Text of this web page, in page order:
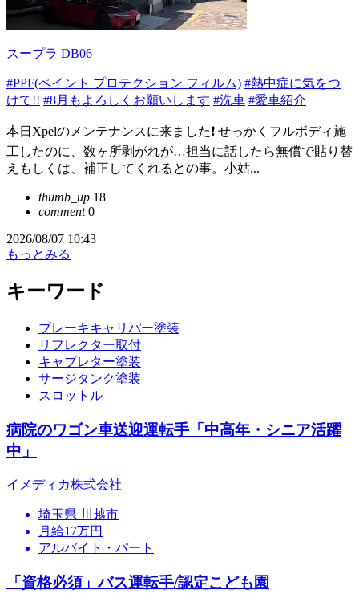
スープラ DB06
#PPF(ペイント プロテクション フィルム) #熱中症に気をつ
けて!! #8月もよろしくお願いします #洗車 #愛車紹介
本日Xpelのメンテナンスに来ました❗️ せっかくフルボディ施
工したのに、数ヶ所剥がれが…担当に話したら無償で貼り替
えもしくは、補正してくれるとの事。小姑...
thumb_up 18
comment0
2026/08/07 10:43
もっとみる
キーワード
ブレーキキャリパー塗装
リフレクター取付
キャブレター塗装
サージタンク塗装
スロットル
病院のワゴン車送迎運転手「中高年・シニア活躍
中」
イメディカ株式会社
埼玉県 川越市
月給17万円
アルバイト・パート
「資格必須」バス運転手/認定こども園